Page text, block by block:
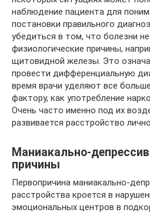
наблюдение пациента для
постановки правильного
убедиться в том, что болезни
физиологические причины,
щитовидной железы. Это
провести дифференциальную
время врачи уделяют все
фактору, как употребление
Очень часто именно под их
развивается расстройство
Маниакально-
причины
Первопричина маниакально-
расстройства кроется в
эмоциональных центров в